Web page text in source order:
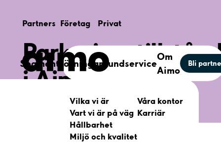
Partners Företag Privat
Segment
Segment
Förfastighetsägare
För bostadsrättsföreningar
Lösningar
Parkering
Elbilsladning
APIHub
Kundservice
Kundservice
partners
företag
Självbetjäning
Aimo
Om
Aimo
Vilkavi är
Vartvi är på väg
Hållbarhet
Miljöoch kvalitet
Våra kontor
Karriär
Bli
i Aimo Portal
Enkelt och digitalt verktyg för att hantera
alla era parkeringstillstånd.